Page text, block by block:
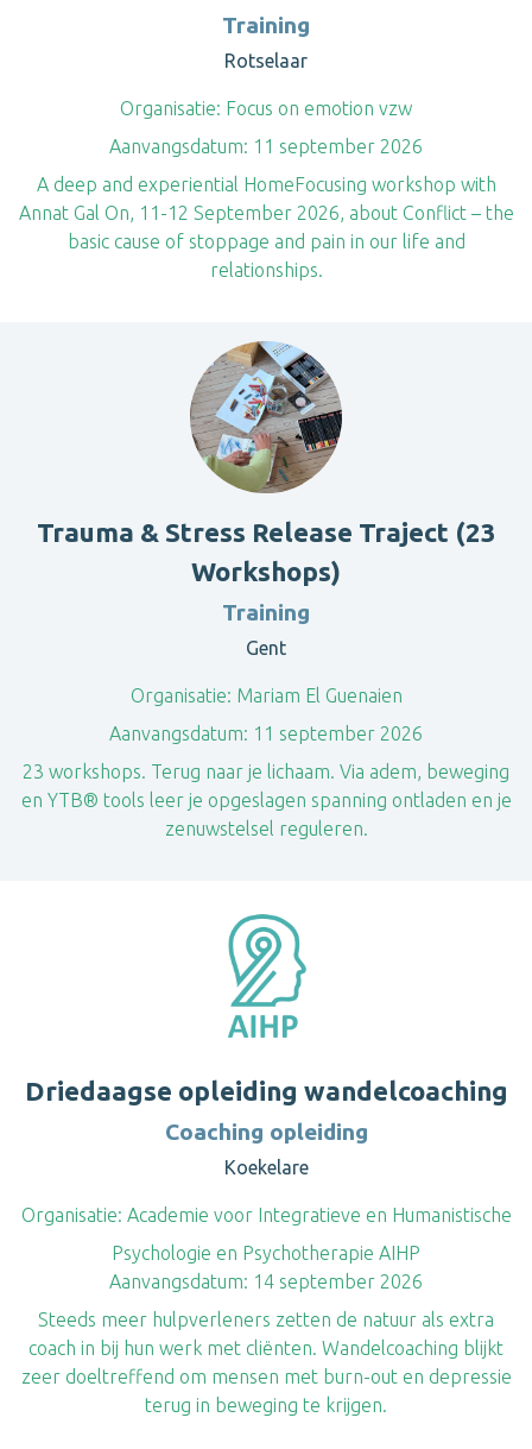
Training
Rotselaar
Organisatie: Focus on emotion vzw
Aanvangsdatum: 11 september 2026
A deep and experiential HomeFocusing workshop with
Annat Gal On, 11-12 September 2026, about Conflict – the
basic cause of stoppage and pain in our life and
relationships.
Trauma & Stress Release Traject (23
Workshops)
Training
Gent
Organisatie: Mariam El Guenaien
Aanvangsdatum: 11 september 2026
23 workshops. Terug naar je lichaam. Via adem, beweging
en YTB® tools leer je opgeslagen spanning ontladen en je
zenuwstelsel reguleren.
Driedaagse opleiding wandelcoaching
Coaching opleiding
Koekelare
Organisatie: Academie voor Integratieve en Humanistische
Psychologie en Psychotherapie AIHP
Aanvangsdatum: 14 september 2026
Steeds meer hulpverleners zetten de natuur als extra
coach in bij hun werk met cliënten. Wandelcoaching blijkt
zeer doeltreffend om mensen met burn-out en depressie
terug in beweging te krijgen.